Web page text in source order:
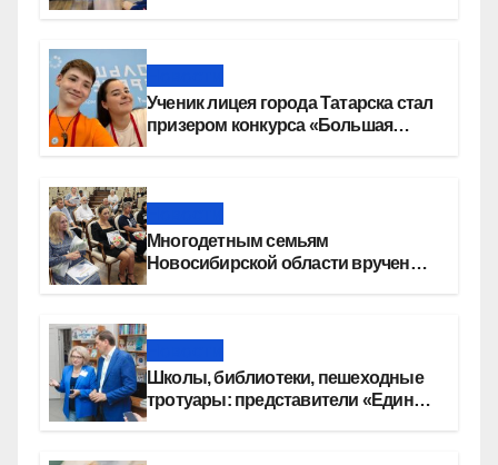
Ученик лицея города Татарска стал
призером конкурса «Большая
Многодетным семьям
Новосибирской области вручены
Школы, библиотеки, пешеходные
тротуары: представители «Единой